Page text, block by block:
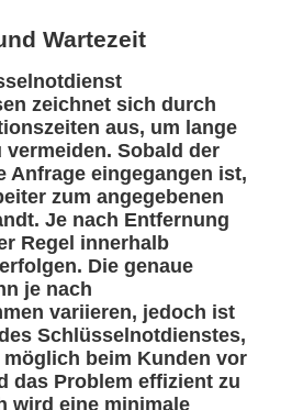
Wartezeit
zeichnet sich durch
aus, um lange
vermeiden. Sobald der
Anfrage eingegangen ist,
zum angegebenen
Je nach Entfernung
Regel innerhalb
Die genaue
je nach
variieren, jedoch ist
Schlüsselnotdienstes,
beim Kunden vor
das Problem effizient zu
wird eine minimale